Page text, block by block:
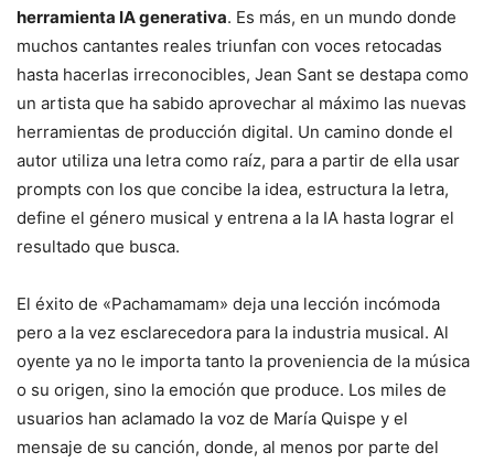
herramienta IA generativa. Es más, en un mundo donde
muchos cantantes reales triunfan con voces retocadas
hasta hacerlas irreconocibles, Jean Sant se destapa como
un artista que ha sabido aprovechar al máximo las nuevas
herramientas de producción digital. Un camino donde el
autor utiliza una letra como raíz, para a partir de ella usar
prompts con los que concibe la idea, estructura la letra,
define el género musical y entrena a la IA hasta lograr el
resultado que busca.
El éxito de «Pachamamam» deja una lección incómoda
pero a la vez esclarecedora para la industria musical. Al
oyente ya no le importa tanto la proveniencia de la música
o su origen, sino la emoción que produce. Los miles de
usuarios han aclamado la voz de María Quispe y el
mensaje de su canción, donde, al menos por parte del